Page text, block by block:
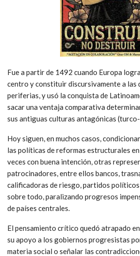
Fue a partir de 1492 cuando Europa
centro y constituir discursivamente a las
periferias, y usó la conquista de
sacar una ventaja comparativa
sus antiguas culturas antagónicas (turco-
Hoy siguen, en muchos casos,
las políticas de reformas estructurales
veces con buena intención, otras
patrocinadores, entre ellos bancos,
calificadoras de riesgo, partidos políticos
sobre todo, paralizando progresos
de países centrales.
El pensamiento crítico quedó atrapado
su apoyo a los gobiernos progresistas
materia social o señalar las